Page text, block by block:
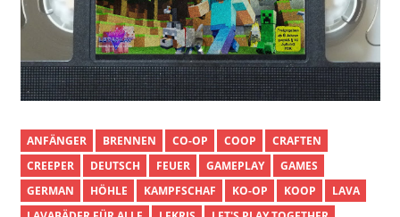
ANFÄNGER BRENNEN CO-OP COOP
CRAFTEN
CREEPER
DEUTSCH FEUER GAMEPLAY
GAMES
GERMAN
HÖHLE KAMPFSCHAF KO-OP KOOP
LAVA